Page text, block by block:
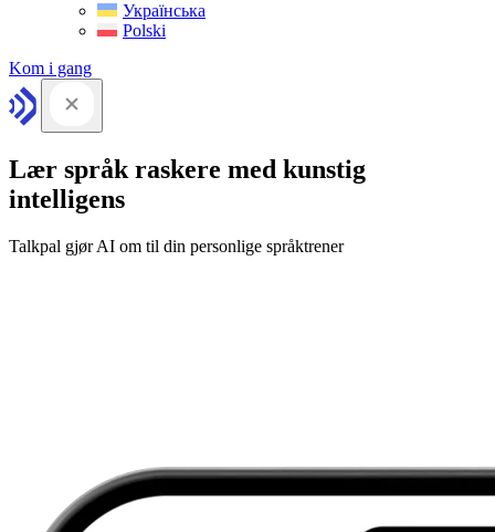
Українська
Polski
Kom i gang
Lær språk raskere med kunstig
intelligens
Talkpal gjør AI om til din personlige språktrener